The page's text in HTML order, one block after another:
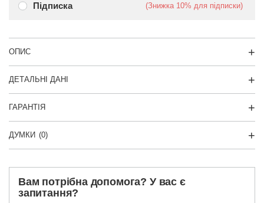
Підписка (Знижка 10% для підписки)
ОПИС
ДЕТАЛЬНІ ДАНІ
ГАРАНТІЯ
ДУМКИ (0)
Вам потрібна допомога? У вас є
запитання?